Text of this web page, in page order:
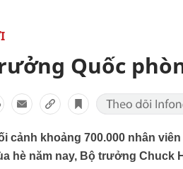
Quốc
cảnh khoảng 700.000 nhân
hè năm nay, Bộ trưởng Chuck